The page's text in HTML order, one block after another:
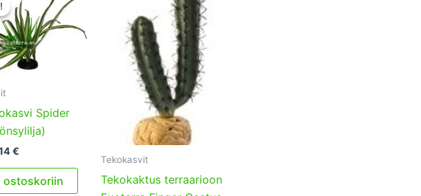
Spider
€.
€Nykyinen
on:
3,14 €.
ostoskoriin
Tekokasvit
Tekokaktus terraarioon